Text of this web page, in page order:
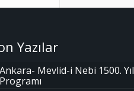
Yazılar
Ankara- Mevlid-i Nebi 1500. Yıl
Programı